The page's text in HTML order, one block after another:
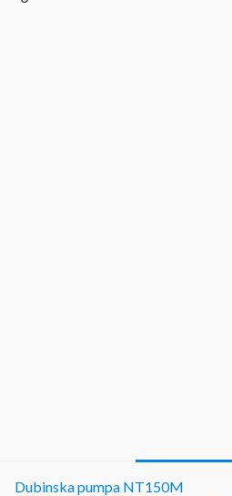
Dubinska pumpa NT150M